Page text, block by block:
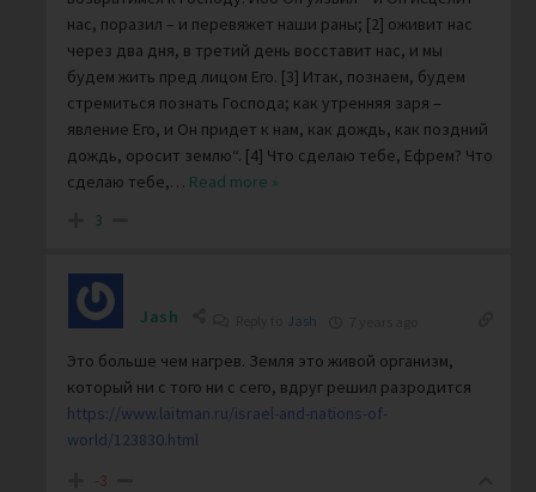
нас, поразил – и перевяжет наши раны; [2] оживит нас
через два дня, в третий день восставит нас, и мы
будем жить пред лицом Его. [3] Итак, познаем, будем
стремиться познать Господа; как утренняя заря –
явление Его, и Он придет к нам, как дождь, как поздний
дождь, оросит землю“. [4] Что сделаю тебе, Ефрем? Что
сделаю тебе,… Read more »
3
Jash Jash
Это больше чем нагрев. Земля это живой организм,
который ни с того ни с сего, вдруг решил разродится
https://www.laitman.ru/israel-and-nations-of-
world/123830.html
-3